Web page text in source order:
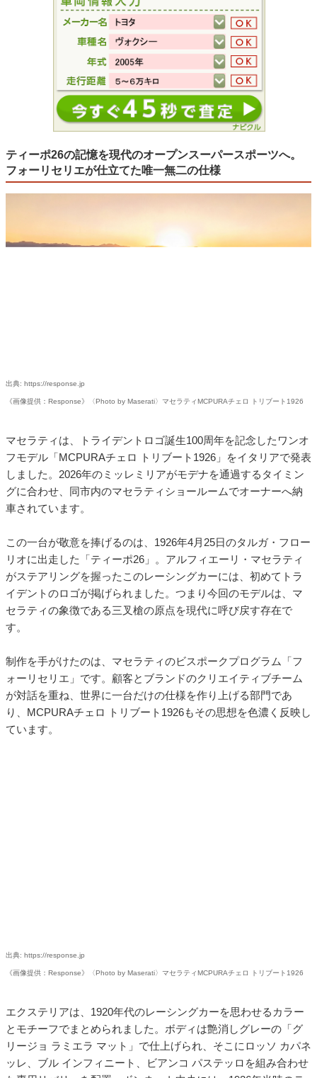
ティーポ26の記憶を現代のオープンスーパースポーツへ。
フォーリセリエが仕立てた唯一無二の仕様
出典: https://response.jp
《画像提供：Response》〈Photo by Maserati〉マセラティMCPURAチェロ トリブート1926
マセラティは、トライデントロゴ誕生100周年を記念したワンオ
フモデル「MCPURAチェロ トリブート1926」をイタリアで発表
しました。2026年のミッレミリアがモデナを通過するタイミン
グに合わせ、同市内のマセラティショールームでオーナーへ納
車されています。
この一台が敬意を捧げるのは、1926年4月25日のタルガ・フロー
リオに出走した「ティーポ26」。アルフィエーリ・マセラティ
がステアリングを握ったこのレーシングカーには、初めてトラ
イデントのロゴが掲げられました。つまり今回のモデルは、マ
セラティの象徴である三叉槍の原点を現代に呼び戻す存在で
す。
制作を手がけたのは、マセラティのビスポークプログラム「フ
ォーリセリエ」です。顧客とブランドのクリエイティブチーム
が対話を重ね、世界に一台だけの仕様を作り上げる部門であ
り、MCPURAチェロ トリブート1926もその思想を色濃く反映し
ています。
《画像提供：Response》〈Photo by Maserati〉マセラティMCPURAチェロ トリブート1926
とモチーフでまとめられました。ボディは艶消しグレーの「グ
リージョ ラミエラ マット」で仕上げられ、そこにロッソ カパネ
ッレ、ブル インフィニート、ビアンコ パステッロを組み合わせ
た専用リバリーを配置。ボンネット中央には、1926年当時のテ